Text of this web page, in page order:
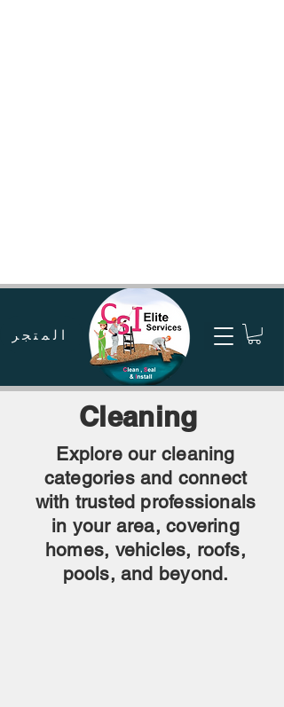
المتجر
Cleaning
Explore our cleaning
categories and connect
with trusted professionals
in your area, covering
homes, vehicles, roofs,
pools, and beyond.